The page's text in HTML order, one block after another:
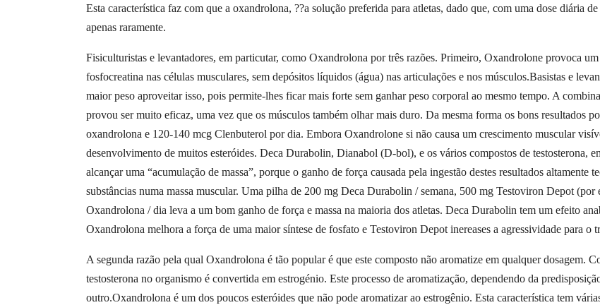
Esta característica faz com que a oxandrolona, ??a solução preferida para atletas, dado que, com uma dose diária
apenas raramente.
Fisiculturistas e levantadores, em particutar, como Oxandrolona por três razões. Primeiro, Oxandrolone provoca
fosfocreatina nas células musculares, sem depósitos líquidos (água) nas articulações e nos músculos.Basistas e
maior peso aproveitar isso, pois permite-lhes ficar mais forte sem ganhar peso corporal ao mesmo tempo. A
provou ser muito eficaz, uma vez que os músculos também olhar mais duro. Da mesma forma os bons resultados
oxandrolona e 120-140 mcg Clenbuterol por dia. Embora Oxandrolone si não causa um crescimento muscular
desenvolvimento de muitos esteróides. Deca Durabolin, Dianabol (D-bol), e os vários compostos de testosterona,
alcançar uma “acumulação de massa”, porque o ganho de força causada pela ingestão destes resultados altamente
substâncias numa massa muscular. Uma pilha de 200 mg Deca Durabolin / semana, 500 mg Testoviron Depot
Oxandrolona / dia leva a um bom ganho de força e massa na maioria dos atletas. Deca Durabolin tem um efeito
Oxandrolona melhora a força de uma maior síntese de fosfato e Testoviron Depot inereases a agressividade para o
A segunda razão pela qual Oxandrolona é tão popular é que este composto não aromatize em qualquer dosagem.
testosterona no organismo é convertida em estrogénio. Este processo de aromatização, dependendo da
outro.Oxandrolona é um dos poucos esteróides que não pode aromatizar ao estrogênio. Esta característica tem